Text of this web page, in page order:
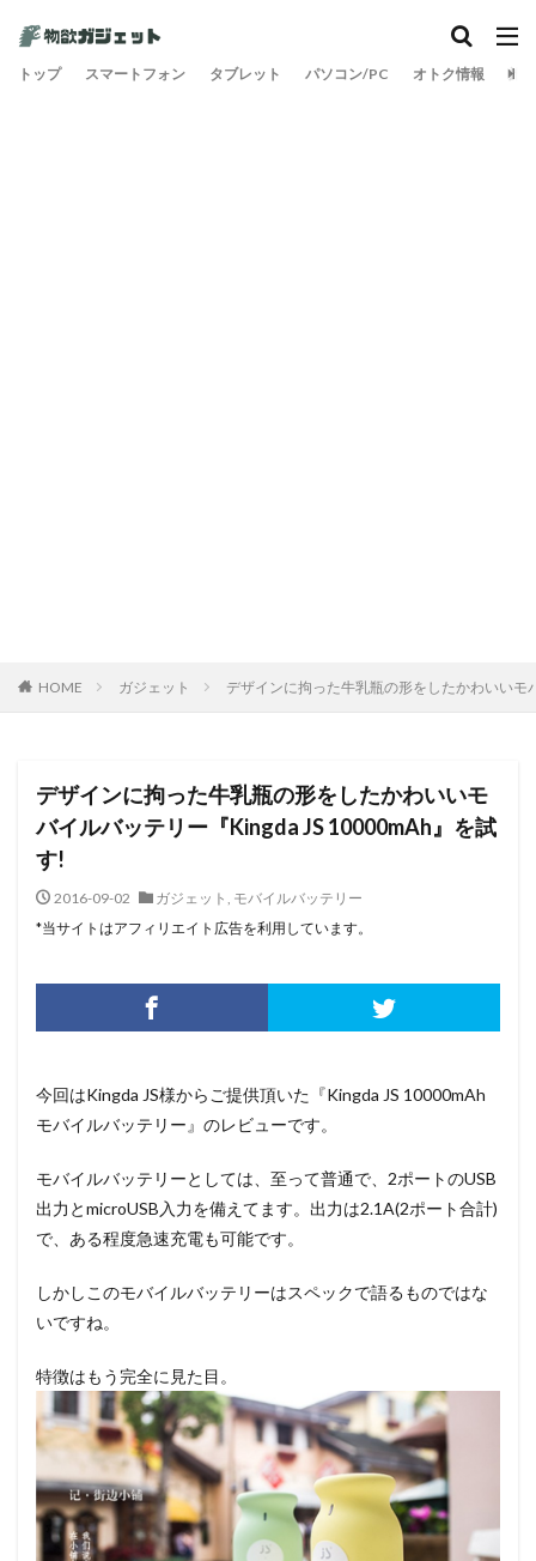
トップ スマートフォン タブレット パソコン/PC オトク情報 旅
HOME ガジェット デザインに拘った牛乳瓶の形をしたかわいい
デザインに拘った牛乳瓶の形をしたかわいいモ
バイルバッテリー『Kingda JS 10000mAh』を試
す!
2016-09-02 ガジェット , モバイルバッテリー
*当サイトはアフィリエイト広告を利用しています。
今回はKingda JS様からご提供頂いた『Kingda JS 10000mAh
モバイルバッテリー』のレビューです。
モバイルバッテリーとしては、至って普通で、2ポートのUSB
出力とmicroUSB入力を備えてます。出力は2.1A(2ポート合計)
で、ある程度急速充電も可能です。
しかしこのモバイルバッテリーはスペックで語るものではな
いですね。
特徴はもう完全に見た目。
カテゴリー